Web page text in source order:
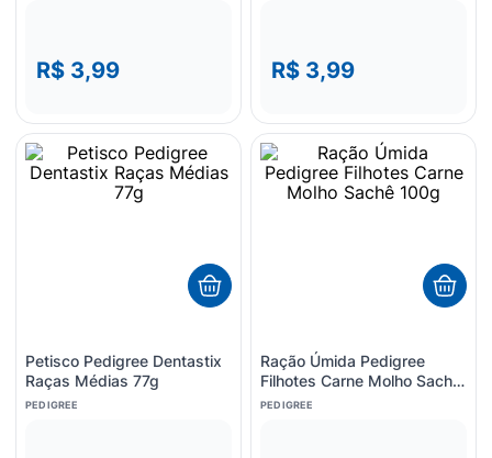
R$ 3,99 R$ 3,99
Petisco Pedigree Dentastix
Raças Médias 77g
PEDIGREE
Ração Úmida Pedigree
Filhotes Carne Molho Sachê
100g
PEDIGREE